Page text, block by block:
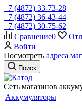
+7 (4872) 33-73-28
+7 (4872) 36-43-44
+7 (4872) 30-75-62
Сравнение0
Войти
Посмотреть адреса
Поиск
Сеть магазинов
Аккумуляторы